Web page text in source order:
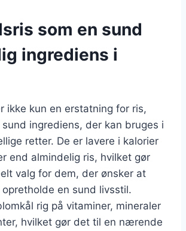
som en sund
ingrediens i
ikke kun en erstatning for ris,
ingrediens, der kan bruges i
retter. De er lavere i kalorier
end almindelig ris, hvilket gør
valg for dem, der ønsker at
en sund livsstil.
rig på vitaminer, mineraler
hvilket gør det til en nærende